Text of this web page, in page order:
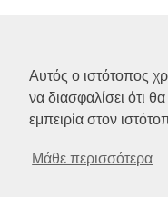
Αυτός ο ιστότοπος
να διασφαλίσει ότι
εμπειρία στον
Μάθε περισσότερα